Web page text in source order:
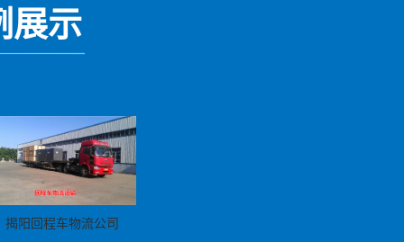
展示
揭阳回程车物流公司